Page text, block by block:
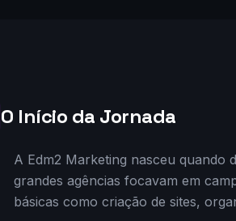
O Início da Jornada
A Edm2 Marketing nasceu quando
grandes agências focavam em
básicas como criação de sites,